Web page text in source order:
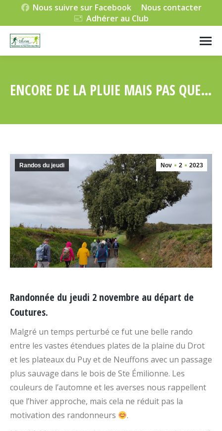
Nous suivre sur Facebook
Nous contacter
Adhérer au Club
ENCORE DE LA PLUIE MAIS PAS QUE…
Nov 2 2023
Randos du jeudi
Randonnée du jeudi 2 novembre au départ de
Coutures.
Malgré un temps perturbé ce fut une belle rando
entre les vastes étendues plates de la plaine du Drot
et les plateaux du Puy et de Neuffons avec un passage
plus sauvage dans le bois de Ste Émilionne. Les
couleurs de l’automne et les averses nous rappellent
que l’hiver approche, mais cela ne réduit pas la
motivation des randonneurs
.